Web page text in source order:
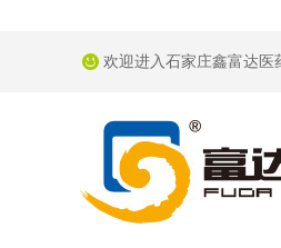
欢迎进入石家庄鑫富达医